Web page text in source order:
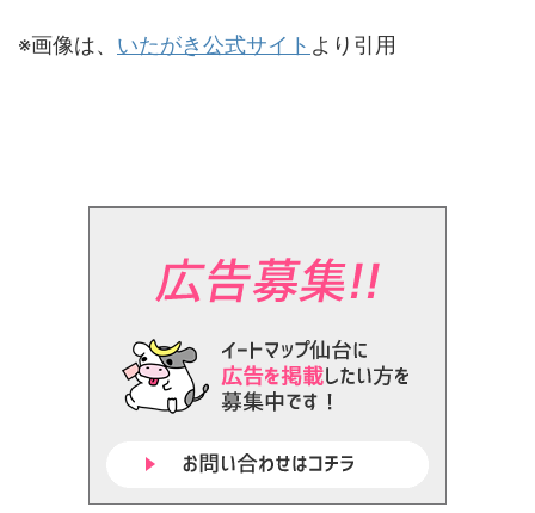
※画像は、 いたがき公式サイト より引用